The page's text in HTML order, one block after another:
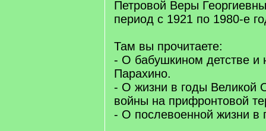
Петровой Веры
период с 1921 по 1980-е
Там вы прочитаете:
- О бабушкином детстве и
Парахино.
- О жизни в годы Великой
войны на прифронтовой
- О послевоенной жизни в